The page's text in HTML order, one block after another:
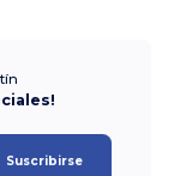
Suscribirse